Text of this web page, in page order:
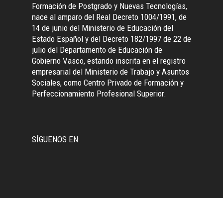
Formación de Postgrado y Nuevas Tecnologías,
nace al amparo del Real Decreto 1004/1991, de
14 de junio del Ministerio de Educación del
Estado Español y del Decreto 182/1997 de 22 de
julio del Departamento de Educación de
Gobierno Vasco, estando inscrita en el registro
empresarial del Ministerio de Trabajo y Asuntos
Sociales, como Centro Privado de Formación y
Perfeccionamiento Profesional Superior.
SÍGUENOS EN: